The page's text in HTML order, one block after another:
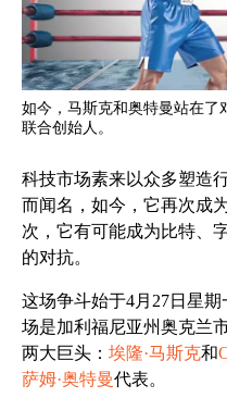
如今，马斯克和奥特曼站在了
联合创始人。
科技市场素来以众多塑造
而闻名，如今，它再次成
次，它有可能成为比特、
的对抗。
这场争斗始于4月27日星
场是加利福尼亚州奥克兰
两大巨头： 埃隆·马斯克和
萨姆·奥特曼代表。